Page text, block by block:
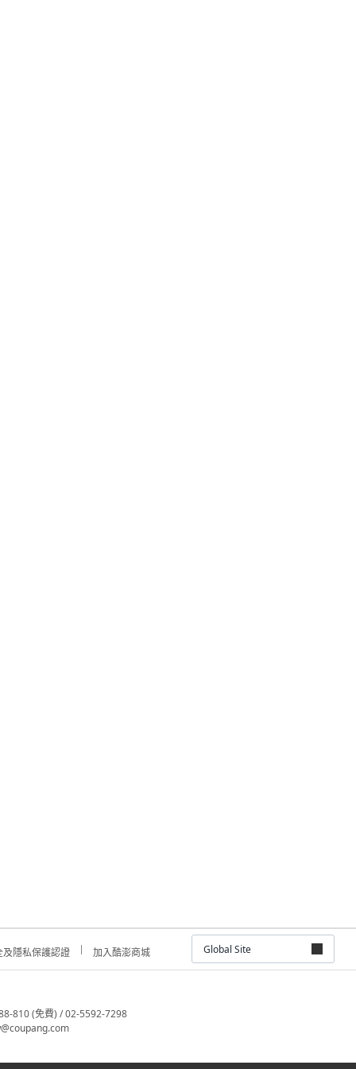
及隱私保護認證 加入酷澎商城 Global Site
810 (免費) / 02-5592-7298